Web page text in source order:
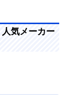
気メーカー